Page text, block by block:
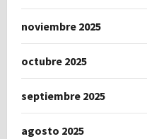
noviembre 2025
octubre 2025
septiembre 2025
agosto 2025